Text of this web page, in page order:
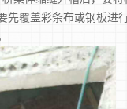
覆盖彩条布或钢板进